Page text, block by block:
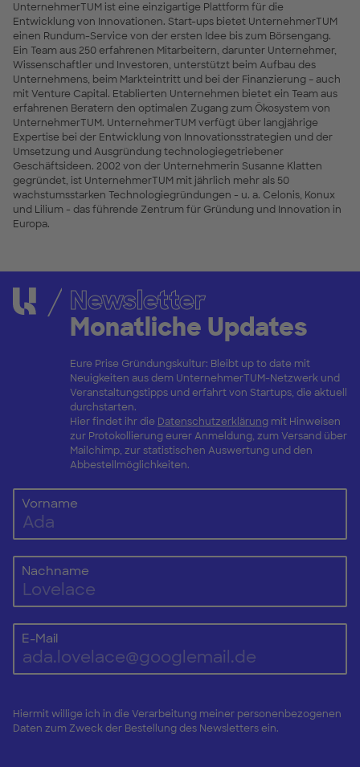
UnternehmerTUM ist eine einzigartige Plattform für die
Entwicklung von Innovationen. Start-ups bietet UnternehmerTUM
einen Rundum-Service von der ersten Idee bis zum Börsengang.
Ein Team aus 250 erfahrenen Mitarbeitern, darunter Unternehmer,
Wissenschaftler und Investoren, unterstützt beim Aufbau des
Unternehmens, beim Markteintritt und bei der Finanzierung – auch
mit Venture Capital. Etablierten Unternehmen bietet ein Team aus
erfahrenen Beratern den optimalen Zugang zum Ökosystem von
UnternehmerTUM. UnternehmerTUM verfügt über langjährige
Expertise bei der Entwicklung von Innovationsstrategien und der
Umsetzung und Ausgründung technologiegetriebener
Geschäftsideen. 2002 von der Unternehmerin Susanne Klatten
gegründet, ist UnternehmerTUM mit jährlich mehr als 50
wachstumsstarken Technologiegründungen - u. a. Celonis, Konux
und Lilium - das führende Zentrum für Gründung und Innovation in
Europa.
Newsletter
Monatliche Updates
Eure Prise Gründungskultur: Bleibt up to date mit
Neuigkeiten aus dem UnternehmerTUM-Netzwerk und
Veranstaltungstipps und erfahrt von Startups, die aktuell
durchstarten.
Hier findet ihr die Datenschutzerklärungmit Hinweisen
zur Protokollierung eurer Anmeldung, zum Versand über
Mailchimp, zur statistischen Auswertung und den
Abbestellmöglichkeiten.
Vorname
Nachname
E-Mail
Hiermit willige ich in die Verarbeitung meiner personenbezogenen
Daten zum Zweck der Bestellung des Newsletters ein.